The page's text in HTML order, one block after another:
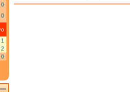
0
0
1
2
0